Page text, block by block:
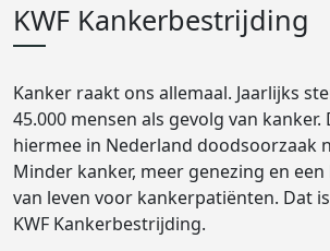
KWF Kankerbestrijding
Kanker raakt ons allemaal. Jaarlijks
45.000 mensen als gevolg van kanker.
hiermee in Nederland doodsoorzaak
Minder kanker, meer genezing en
van leven voor kankerpatiënten. Dat
KWF Kankerbestrijding.